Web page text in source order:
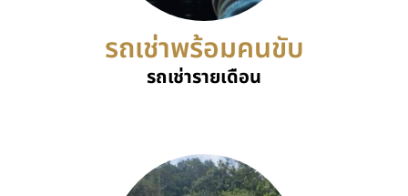
รถเช่าพร้อมคนขับ
รถเช่ารายเดือน